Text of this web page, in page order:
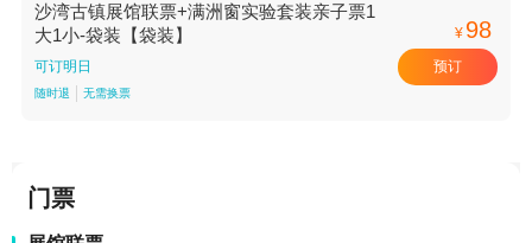
沙湾古镇展馆联票+满洲窗实验套装亲子票1
大1小-袋装【袋装】
可订明日
随时退 无需换票
¥ 98
预订
门票